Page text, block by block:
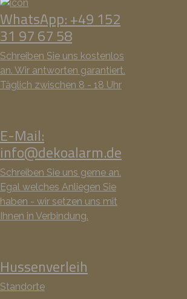
WhatsApp: +49 152
31 97 67 58
Schreiben Sie uns kostenlos
an. Wir antworten garantiert.
Täglich zwischen 8 - 18 Uhr
E-Mail:
info@dekoalarm.de
Schreiben Sie uns gerne an.
Egal welches Anliegen Sie
haben - wir setzen uns mit
Ihnen in Verbindung.
Hussenverleih
Standorte